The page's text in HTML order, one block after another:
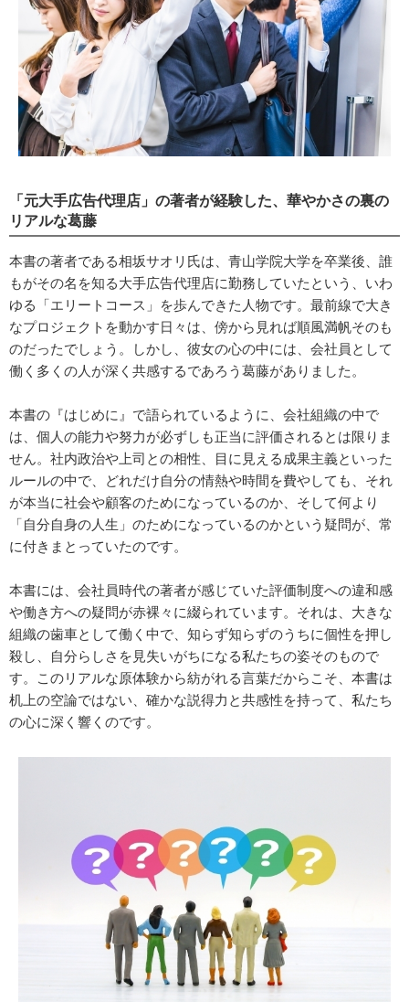
「元大手広告代理店」の著者が経験した、華やかさの裏の
リアルな葛藤
本書の著者である相坂サオリ氏は、青山学院大学を卒業後、誰
もがその名を知る大手広告代理店に勤務していたという、いわ
ゆる「エリートコース」を歩んできた人物です。最前線で大き
なプロジェクトを動かす日々は、傍から見れば順風満帆そのも
のだったでしょう。しかし、彼女の心の中には、会社員として
働く多くの人が深く共感するであろう葛藤がありました。
本書の『はじめに』で語られているように、会社組織の中で
は、個人の能力や努力が必ずしも正当に評価されるとは限りま
せん。社内政治や上司との相性、目に見える成果主義といった
ルールの中で、どれだけ自分の情熱や時間を費やしても、それ
が本当に社会や顧客のためになっているのか、そして何より
「自分自身の人生」のためになっているのかという疑問が、常
に付きまとっていたのです。
本書には、会社員時代の著者が感じていた評価制度への違和感
や働き方への疑問が赤裸々に綴られています。それは、大きな
組織の歯車として働く中で、知らず知らずのうちに個性を押し
殺し、自分らしさを見失いがちになる私たちの姿そのもので
す。このリアルな原体験から紡がれる言葉だからこそ、本書は
机上の空論ではない、確かな説得力と共感性を持って、私たち
の心に深く響くのです。